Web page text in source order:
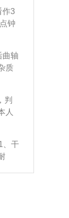
措
的
将
东
起
酸
剂
启
元
就
作3
钟
的
实
曲轴
质
果
、
体
，
用
现
，
判
人
4s
磨
异
头
、干